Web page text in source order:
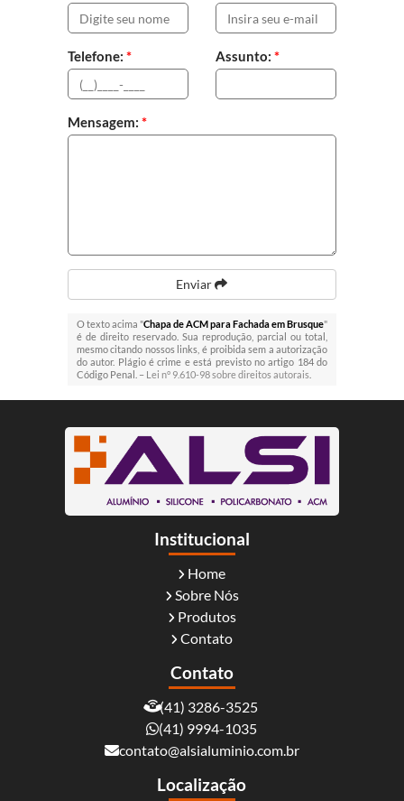
Telefone: * Assunto: *
Mensagem: *
Enviar
O texto acima "Chapa de ACM para Fachada em Brusque"
é de direito reservado. Sua reprodução, parcial ou total,
mesmo citando nossos links, é proibida sem a autorização
do autor. Plágio é crime e está previsto no artigo 184 do
Código Penal. – Lei n° 9.610-98 sobre direitos autorais.
Institucional
Home
Sobre Nós
Produtos
Contato
Contato
(41) 3286-3525
(41) 9994-1035
contato@alsialuminio.com.br
Localização